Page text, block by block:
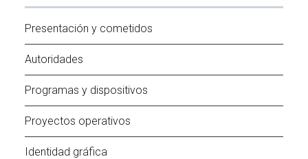
Presentación y cometidos
Autoridades
Programas y dispositivos
Proyectos operativos
Identidad gráfica